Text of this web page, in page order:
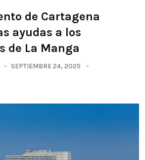
de Cartagena
ayudas a los
de La Manga
SEPTIEMBRE 24, 2025